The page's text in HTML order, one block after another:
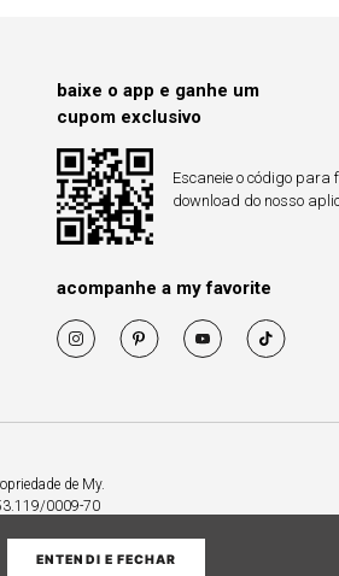
ENTENDI E FECHAR
baixe o app e ganhe um
cupom exclusivo
Escaneie o código para
download do nosso
acompanhe a my favorite
de My.
0009-70